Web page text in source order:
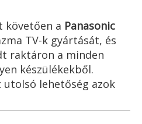
követően a Panasonic
TV-k gyártását, és
raktáron a minden
készülékekből.
utolsó lehetőség azok